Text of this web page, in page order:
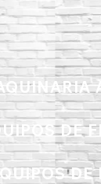
DE
DE